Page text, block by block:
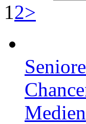
12>
Medien